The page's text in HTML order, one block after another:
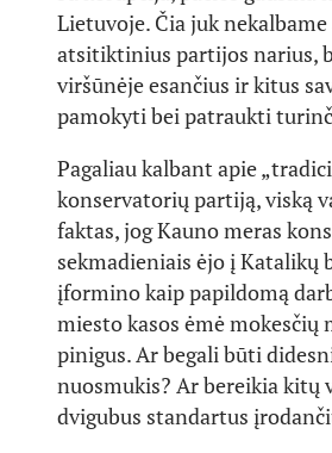
Lietuvoje. Čia juk
atsitiktinius partijos narius,
viršūnėje esančius ir kitus
pamokyti bei patraukti
Pagaliau kalbant apie
konservatorių partiją, viską
faktas, jog Kauno meras
sekmadieniais ėjo į Katalikų
įformino kaip papildomą
miesto kasos ėmė mokesčių
pinigus. Ar begali būti
nuosmukis? Ar bereikia kitų
dvigubus standartus